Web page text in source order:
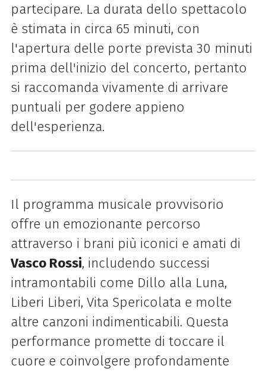
partecipare. La durata dello spettacolo
è stimata in circa 65 minuti, con
l'apertura delle porte prevista 30 minuti
prima dell'inizio del concerto, pertanto
si raccomanda vivamente di arrivare
puntuali per godere appieno
dell'esperienza.
Il programma musicale provvisorio
offre un emozionante percorso
attraverso i brani più iconici e amati di
Vasco Rossi, includendo successi
intramontabili come Dillo alla Luna,
Liberi Liberi, Vita Spericolata e molte
altre canzoni indimenticabili. Questa
performance promette di toccare il
cuore e coinvolgere profondamente